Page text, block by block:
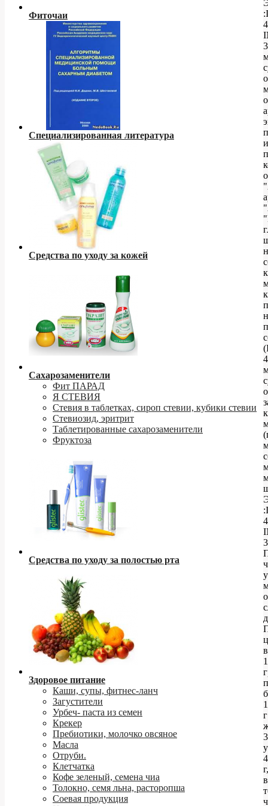
Фиточаи
Специализированная литература
Средства по уходу за кожей
Сахарозаменители
Фит ПАРАД
Я СТЕВИЯ
Стевия в таблетках, сироп стевии, кубики стевии
Стевиозид, эритрит
Таблетированные сахарозаменители
Фруктоза
Средства по уходу за полостью рта
Здоровое питание
Каши, супы, фитнес-ланч
Загустители
Урбеч- паста из семен
Крекер
Пребиотики, молочко овсяное
Масла
Отруби.
Клетчатка
Кофе зеленый, семена чиа
Толокно, семя льна, расторопша
Соевая продукция
в
г
г,
в